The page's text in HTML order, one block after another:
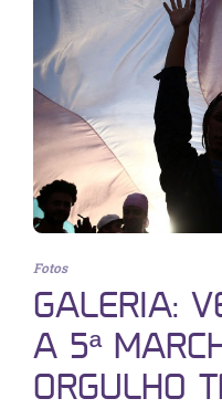
Fotos
GALERIA:
A 5ª
ORGULHO